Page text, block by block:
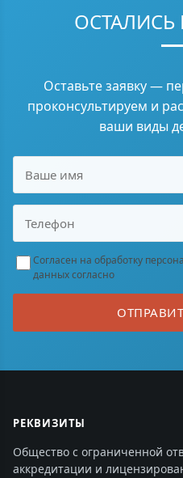
Оставьте заявку —
проконсультируем и
ваши виды
Согласен на обработку
данных согласно
РЕКВИЗИТЫ
Общество с ограниченной
аккредитации и